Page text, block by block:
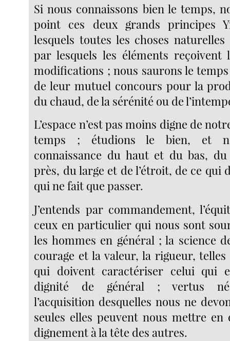
Si nous connaissons bien le temps,
point ces deux grands principes
lesquels toutes les choses
par lesquels les éléments reçoivent
modifications ; nous saurons le
de leur mutuel concours pour la
du chaud, de la sérénité ou de
L’espace n’est pas moins digne de
temps ; étudions le bien, et
connaissance du haut et du bas,
près, du large et de l’étroit, de ce qui
qui ne fait que passer.
J’entends par commandement,
ceux en particulier qui nous sont
les hommes en général ; la science
courage et la valeur, la rigueur,
qui doivent caractériser celui qui
dignité de général ; vertus
l’acquisition desquelles nous ne
seules elles peuvent nous mettre
dignement à la tête des autres.